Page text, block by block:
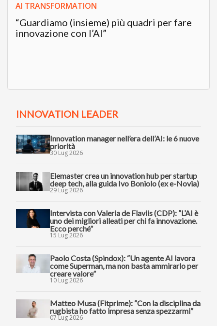
AI TRANSFORMATION
“Guardiamo (insieme) più quadri per fare
innovazione con l’AI”
INNOVATION LEADER
Innovation manager nell’era dell’AI: le 6 nuove
priorità
30 Lug 2026
Elemaster crea un innovation hub per startup
deep tech, alla guida Ivo Boniolo (ex e-Novia)
29 Lug 2026
Intervista con Valeria de Flaviis (CDP): “L’AI è
uno dei migliori alleati per chi fa innovazione.
Ecco perché”
15 Lug 2026
Paolo Costa (Spindox): “Un agente AI lavora
come Superman, ma non basta ammirarlo per
creare valore”
10 Lug 2026
Matteo Musa (Fitprime): “Con la disciplina da
rugbista ho fatto impresa senza spezzarmi”
07 Lug 2026